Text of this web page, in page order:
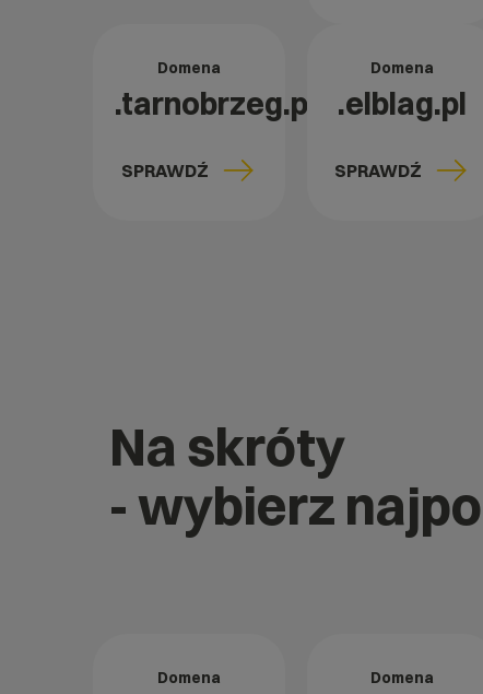
Domena
.tarnobrzeg.pl
SPRAWDŹ
Domena
.elblag.pl
SPRAWDŹ
Na skróty
- wybierz
Domena Domena